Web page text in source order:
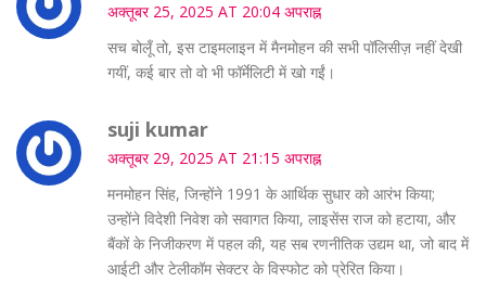
अक्तूबर 25, 2025 AT 20:04 अपराह्न
सच बोलूँ तो, इस टाइमलाइन में मैनमोहन की सभी पॉलिसीज़ नहीं देखी
गयीं, कई बार तो वो भी फॉर्मेलिटी में खो गईं।
suji kumar
अक्तूबर 29, 2025 AT 21:15 अपराह्न
मनमोहन सिंह, जिन्होंने 1991 के आर्थिक सुधार को आरंभ किया;
उन्होंने विदेशी निवेश को सवागत किया, लाइसेंस राज को हटाया, और
बैंकों के निजीकरण में पहल की, यह सब रणनीतिक उद्यम था, जो बाद में
आईटी और टेलीकॉम सेक्टर के विस्फोट को प्रेरित किया।